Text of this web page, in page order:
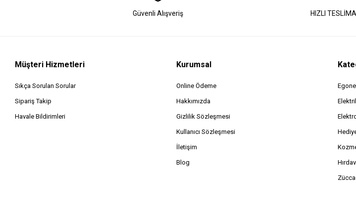
Güvenli Alışveriş HIZLI
Müşteri Hizmetleri
Sıkça Sorulan Sorular
Sipariş Takip
Havale Bildirimleri
Kurumsal
Online Ödeme
Hakkımızda
Gizlilik Sözleşmesi
Kullanıcı Sözleşmesi
İletişim
Blog